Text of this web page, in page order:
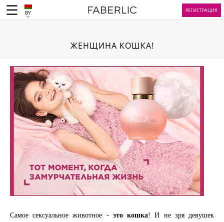
BY РЕГИСТРАЦИЯ
ЖЕНЩИНА КОШКА!
Самое сексуальное животное - это кошка! И не зря девушек